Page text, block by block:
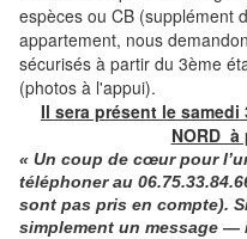
espèces ou CB (supplément
appartement, nous
sécurisés à partir du 3ème
(photos à l'appui).
Il sera présent le samedi
NORD à
« Un coup de cœur pour
téléphonerau
sont pas pris en compte).
simplement un message